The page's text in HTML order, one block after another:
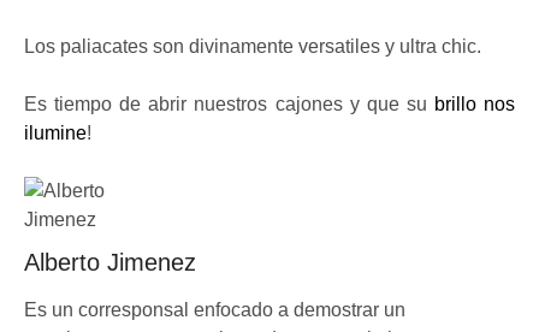
Los paliacates son divinamente versatiles y ultra chic.
Es tiempo de abrir nuestros cajones y que su brillo nos
ilumine!
Alberto Jimenez
Es un corresponsal enfocado a demostrar un